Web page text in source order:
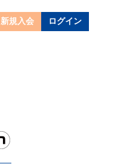
新規入会 ログイン